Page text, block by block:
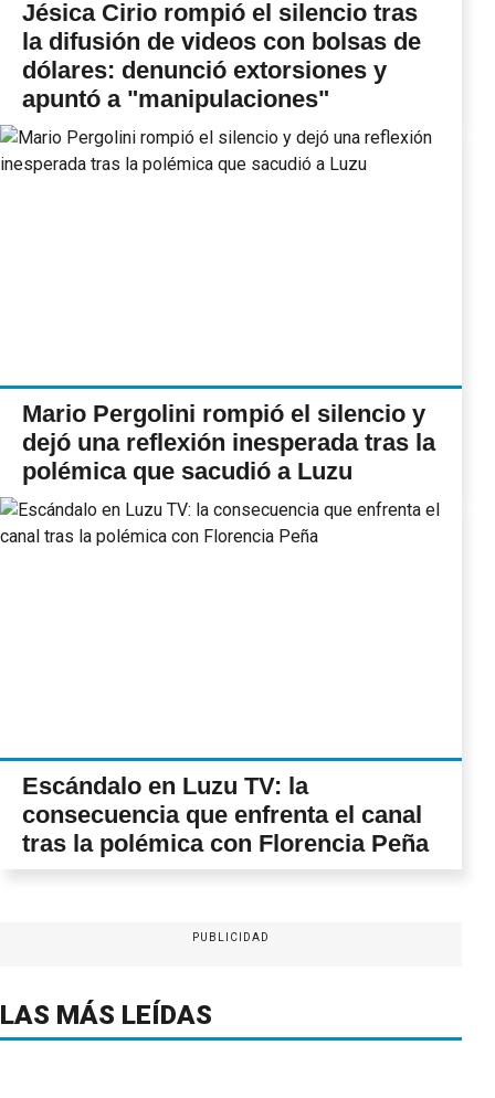
Jésica Cirio rompió el silencio tras
la difusión de videos con bolsas de
dólares: denunció extorsiones y
apuntó a "manipulaciones"
Mario Pergolini rompió el silencio y
dejó una reflexión inesperada tras la
polémica que sacudió a Luzu
Escándalo en Luzu TV: la
consecuencia que enfrenta el canal
tras la polémica con Florencia Peña
PUBLICIDAD
LAS MÁS LEÍDAS